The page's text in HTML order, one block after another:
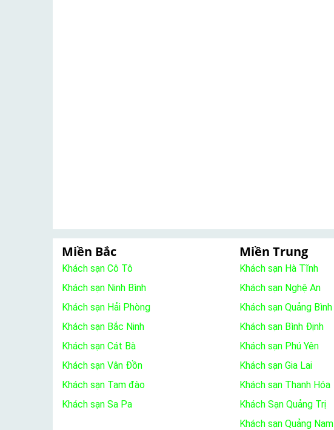
Miền Bắc
Khách sạn Cô Tô
Khách sạn Ninh Bình
Khách sạn Hải Phòng
Khách sạn Bắc Ninh
Khách sạn Cát Bà
Khách sạn Vân Đồn
Khách sạn Tam đào
Khách sạn Sa Pa
Miền Trung
Khách sạn Hà Tĩnh
Khách sạn Nghệ An
Khách sạn Quảng Bình
Khách sạn Bình Định
Khách sạn Phú Yên
Khách sạn Gia Lai
Khách sạn Thanh Hóa
Khách Sạn Quảng Trị
Khách sạn Quảng Nam